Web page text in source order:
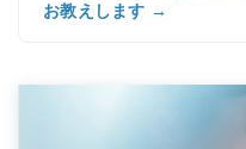
お教えします →